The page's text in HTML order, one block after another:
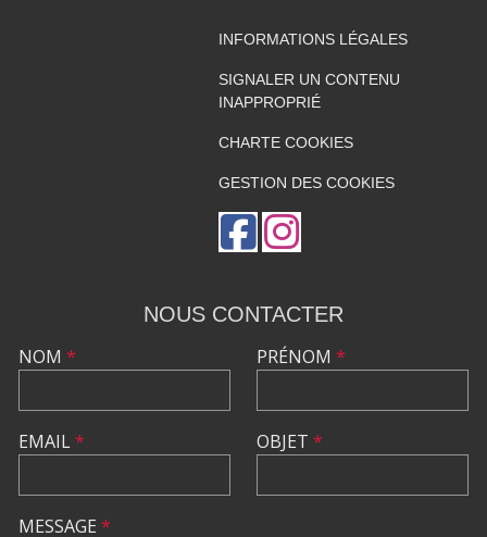
INFORMATIONS LÉGALES
SIGNALER UN CONTENU
INAPPROPRIÉ
CHARTE COOKIES
GESTION DES COOKIES
NOUS CONTACTER
NOM *
EMAIL*
PRÉNOM *
OBJET *
MESSAGE *